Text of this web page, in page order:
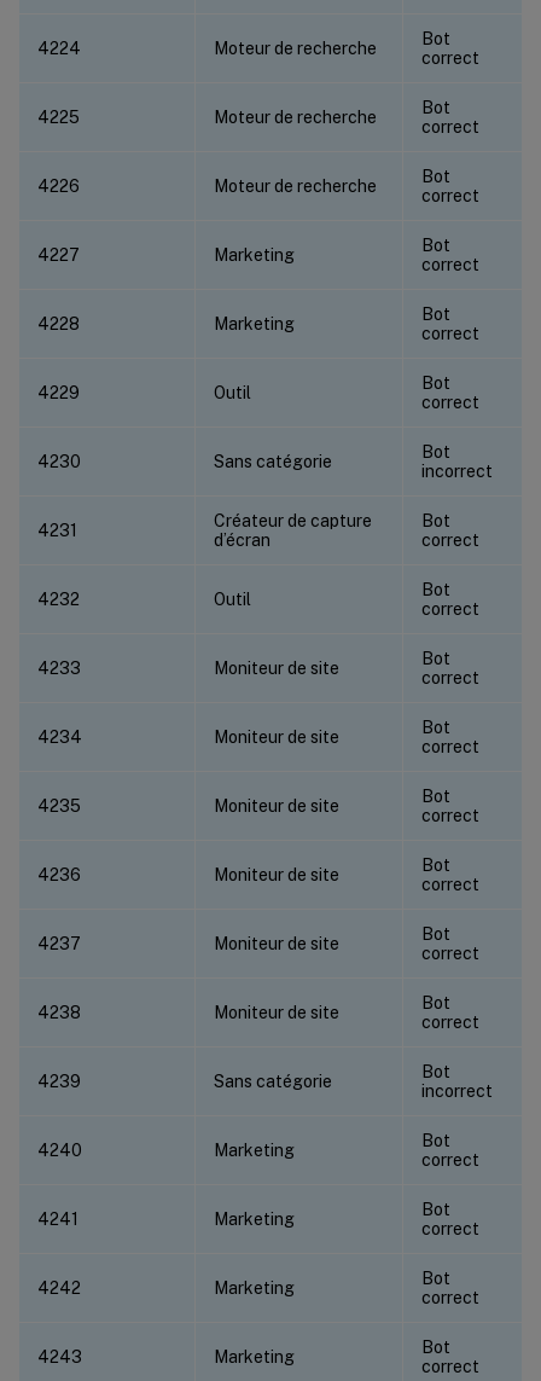
4224 Moteur de recherche
Bot
correct
4225 Moteur de recherche
Bot
correct
4226 Moteur de recherche
Bot
correct
4227 Marketing
Bot
correct
4228 Marketing
Bot
correct
4229 Outil
Bot
correct
4230 Sans catégorie
Bot
incorrect
4231
Créateur de capture
d’écran
Bot
correct
4232 Outil
Bot
correct
4233 Moniteur de site
Bot
correct
4234 Moniteur de site
Bot
correct
4235 Moniteur de site
Bot
correct
4236 Moniteur de site
Bot
correct
4237 Moniteur de site
Bot
correct
4238 Moniteur de site
Bot
correct
4239 Sans catégorie
Bot
incorrect
4240 Marketing
Bot
correct
4241 Marketing
Bot
correct
4242 Marketing
Bot
correct
4243 Marketing
Bot
correct